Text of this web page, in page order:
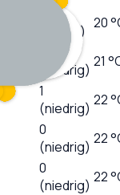
(mäßig) 20
(niedrig) 21
1
(niedrig) 22
0
(niedrig) 22
0
(niedrig) 22